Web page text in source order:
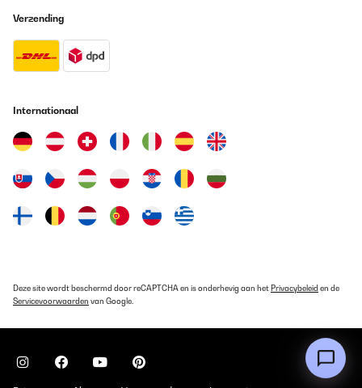
Super sicher verpackt und schnell geliefert.Tolle Optik und
schönes Design.Handling per Fernsteuerung einwandfrei; die
optionale App-Lösung ist nicht notwendig.Montage etwas
abgestrahlt wird.@blumfeldt Heizstrahler: oder habt ihr was zum
Amazon-Benutzer
Vertaal
dieWandhalterung. Die Anleitung hilft nicht weiter, so half nur
probieren und fluchen.
Amazon-Benutzer
Verzending
Internationaal
Deze site wordt beschermd door reCAPTCHA en is onderhevig aan het Privacybeleid en de
Servicevoorwaarden van Google.